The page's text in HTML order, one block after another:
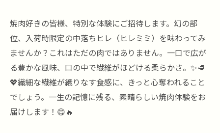
焼肉好きの皆様、特別な体験にご招待します。幻の部
位、入荷時限定の中落ちヒレ（ヒレミミ）を味わってみ
ませんか？これはただの肉ではありません。一口で広が
る豊かな風味、口の中で繊維がほどける柔らかさ。✨🥩
💖繊細な繊維が織りなす食感に、きっと心奪われること
でしょう。一生の記憶に残る、素晴らしい焼肉体験をお
届けします！😋🔥